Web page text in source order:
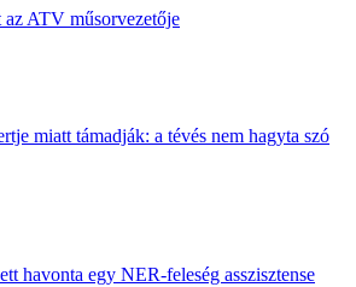
ATV műsorvezetője
miatt támadják: a tévés nem hagyta szó
havonta egy NER-feleség asszisztense